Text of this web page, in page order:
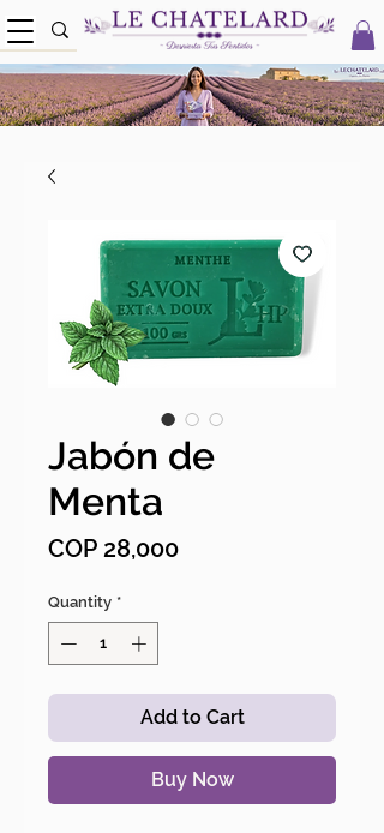
Jabón de
Menta
COP 28,000Price
Quantity *
Add to Cart
Buy Now